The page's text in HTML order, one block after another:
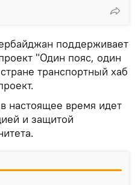
поддерживает
"Один пояс, один
транспортный хаб
настоящее время идет
и защитой